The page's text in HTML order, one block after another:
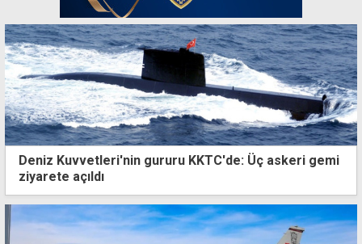
Deniz Kuvvetleri'nin gururu KKTC'de: Üç askeri gemi
ziyarete açıldı